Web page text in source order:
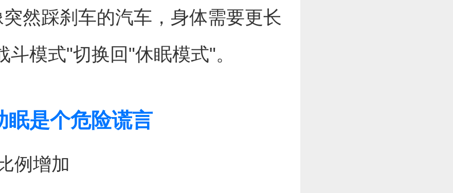
然踩刹车的汽车，身体需要更长
斗模式"切换回"休眠模式"。
眠是个危险谎言
例增加